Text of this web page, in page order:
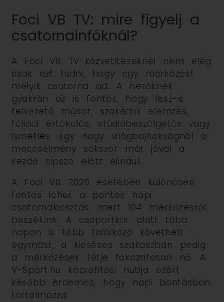
Foci VB TV: mire figyelj a
csatornainfóknál?
A Foci VB TV-közvetítéseknél nem elég
csak azt tudni, hogy egy mérkőzést
melyik csatorna ad. A nézőknek
gyakran az is fontos, hogy lesz-e
felvezető műsor, szakértői elemzés,
félidei értékelés, stúdióbeszélgetés vagy
ismétlés. Egy nagy világbajnokságnál a
meccsélmény sokszor már jóval a
kezdő sípszó előtt elindul.
A Foci VB 2026 esetében különösen
fontos lehet a pontos napi
csatornakiosztás, mert 104 mérkőzésről
beszélünk. A csoportkör alatt több
napon is több találkozó követheti
egymást, a kieséses szakaszban pedig
a mérkőzések tétje fokozatosan nő. A
V-Sport.hu közvetítési hubja ezért
később érdemes, hogy napi bontásban
tartalmazza: